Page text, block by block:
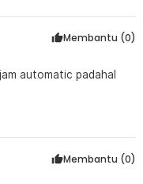
Membantu (0)
automatic padahal
Membantu (0)